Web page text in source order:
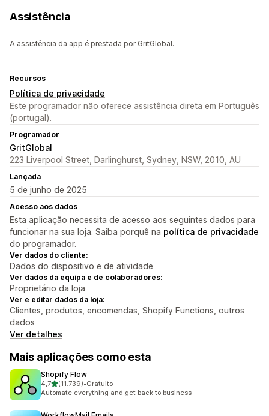
Assistência
A assistência da app é prestada por GritGlobal.
Recursos
Política de privacidade
Este programador não oferece assistência direta em Português
(portugal).
Programador
GritGlobal
223 Liverpool Street, Darlinghurst, Sydney, NSW, 2010, AU
Lançada
5 de junho de 2025
Acesso aos dados
Esta aplicação necessita de acesso aos seguintes dados para
funcionar na sua loja. Saiba porquê na política de privacidade
do programador.
Ver dados do cliente:
Dados do dispositivo e de atividade
Ver dados da equipa e de colaboradores:
Proprietário da loja
Ver e editar dados da loja:
Clientes, produtos, encomendas, Shopify Functions, outros
dados
Ver detalhes
Mais aplicações como esta
Shopify Flow
4,7de 5 estrelas
(11.739)
11739 total de avaliações
•Gratuito
Automate everything and get back to business